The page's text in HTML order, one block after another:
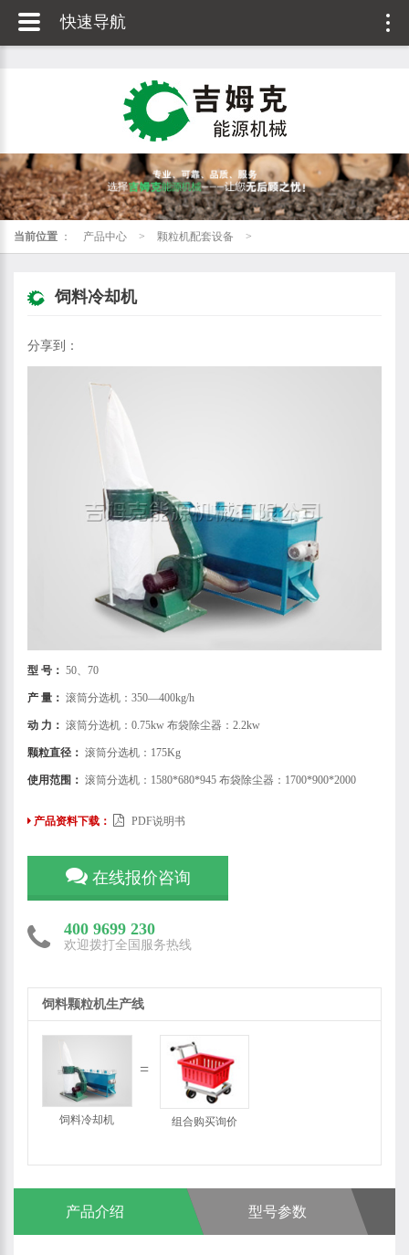
当前位置 ： 产品中心 > 颗粒机配套设备 >
饲料冷却机
分享到：
型 号： 50、70
产 量： 滚筒分选机：350—400kg/h
动 力： 滚筒分选机：0.75kw 布袋除尘器：2.2kw
颗粒直径： 滚筒分选机：175Kg
使用范围： 滚筒分选机：1580*680*945 布袋除尘器：1700*900*2000
产品资料下载： PDF说明书
在线报价咨询
400 9699 230
欢迎拨打全国服务热线
饲料颗粒机生产线
饲料冷却机 组合购买询价
产品介绍 型号参数
快速导航